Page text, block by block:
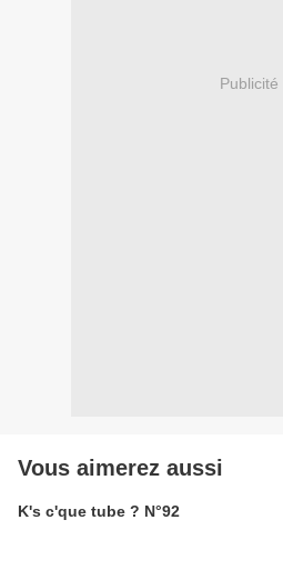
Publicité
Vous aimerez aussi
K's c'que tube ? N°92